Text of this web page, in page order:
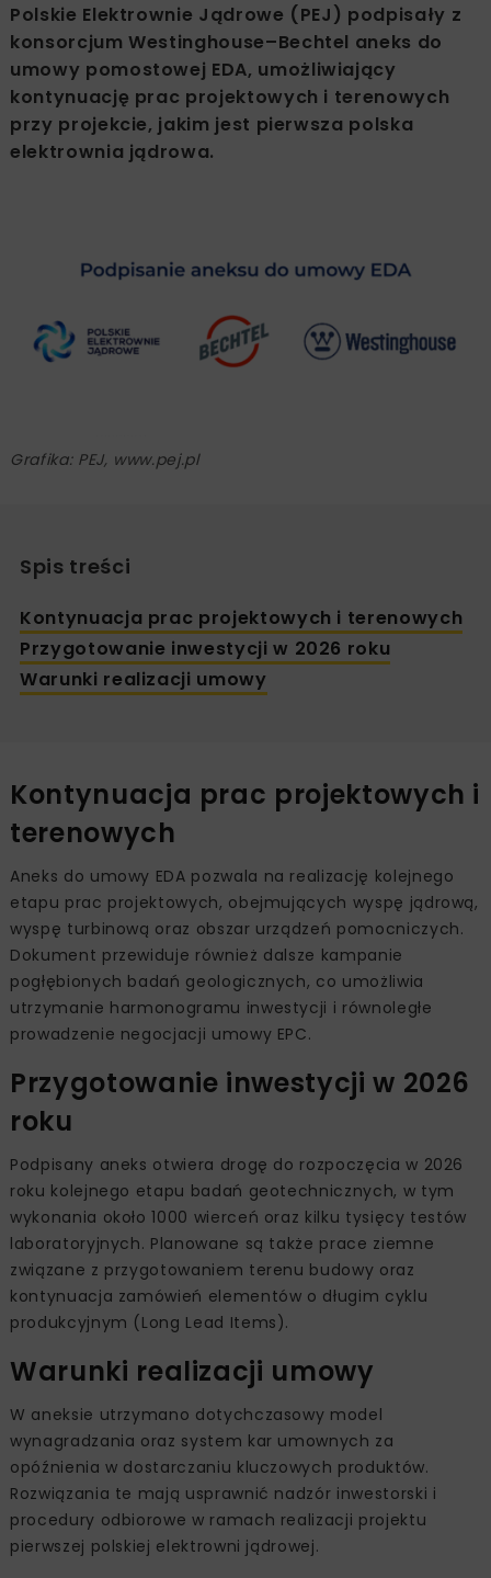
Polskie Elektrownie Jądrowe (PEJ) podpisały z
konsorcjum Westinghouse–Bechtel aneks do
umowy pomostowej EDA, umożliwiający
kontynuację prac projektowych i terenowych
przy projekcie, jakim jest pierwsza polska
elektrownia jądrowa.
Grafika: PEJ, www.pej.pl
Spis treści
Kontynuacja prac projektowych i terenowych
Przygotowanie inwestycji w 2026 roku
Warunki realizacji umowy
Kontynuacja prac projektowych i
terenowych
Aneks do umowy EDA pozwala na realizację kolejnego
etapu prac projektowych, obejmujących wyspę jądrową,
wyspę turbinową oraz obszar urządzeń pomocniczych.
Dokument przewiduje również dalsze kampanie
pogłębionych badań geologicznych, co umożliwia
utrzymanie harmonogramu inwestycji i równoległe
prowadzenie negocjacji umowy EPC.
Przygotowanie inwestycji w 2026
roku
Podpisany aneks otwiera drogę do rozpoczęcia w 2026
roku kolejnego etapu badań geotechnicznych, w tym
wykonania około 1000 wierceń oraz kilku tysięcy testów
laboratoryjnych. Planowane są także prace ziemne
związane z przygotowaniem terenu budowy oraz
kontynuacja zamówień elementów o długim cyklu
produkcyjnym (Long Lead Items).
Warunki realizacji umowy
W aneksie utrzymano dotychczasowy model
wynagradzania oraz system kar umownych za
opóźnienia w dostarczaniu kluczowych produktów.
Rozwiązania te mają usprawnić nadzór inwestorski i
procedury odbiorowe w ramach realizacji projektu
pierwszej polskiej elektrowni jądrowej.